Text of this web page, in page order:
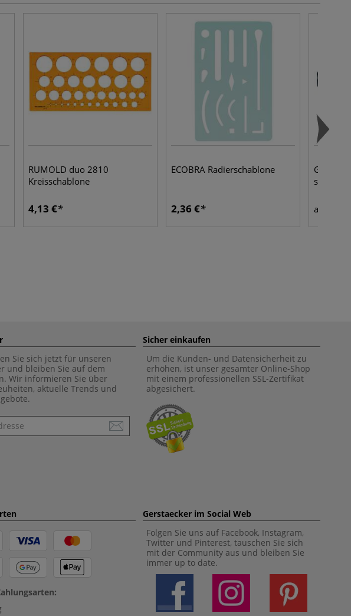
RUMOLD duo 2810
Kreisschablone
4,13 €
ECOBRA Radierschablone
2,36 €
schwarz
ab
Sie sich jetzt für unseren
und bleiben Sie auf dem
Wir informieren Sie über
aktuelle Trends und
Sicher einkaufen
Um die Kunden- und Datensicherheit zu
erhöhen, ist unser gesamter Online-Shop
mit einem professionellen SSL-Zertifikat
abgesichert.
Gerstaecker im Social Web
Folgen Sie uns auf Facebook, Instagram,
Twitter und Pinterest, tauschen Sie sich
mit der Community aus und bleiben Sie
immer up to date.